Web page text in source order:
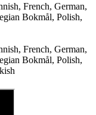
French, German,
Bokmål, Polish,
French, German,
Bokmål, Polish,